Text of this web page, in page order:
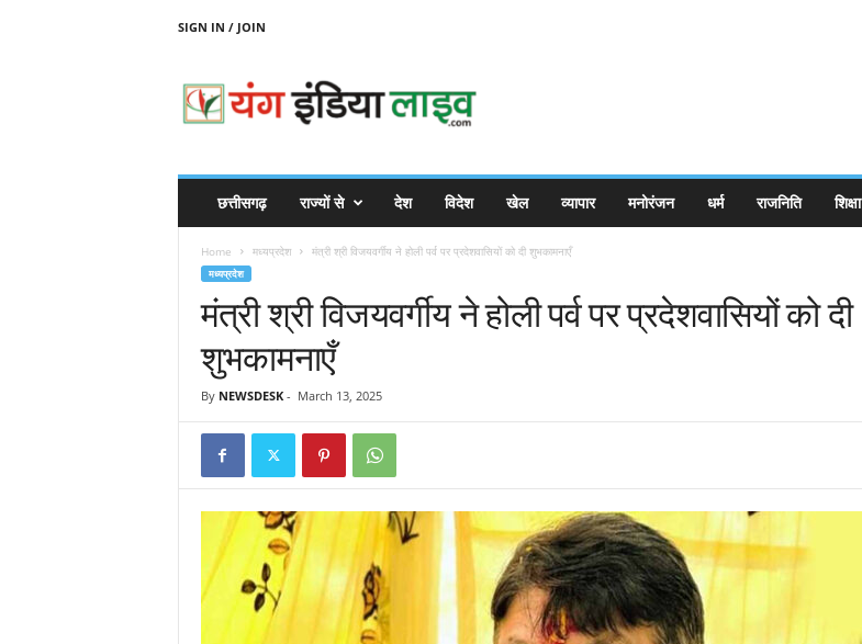
SIGN IN / JOIN
N
छत्तीसगढ़ राज्यों से देश विदेश खेल व्यापार मनोरंजन धर्म राजनिति शिक्षा
Home मध्यप्रदेश मंत्री श्री विजयवर्गीय ने होली पर्व पर प्रदेशवासियों को दी शुभकामनाएँ
मध्यप्रदेश
मंत्री श्री विजयवर्गीय ने होली पर्व पर प्रदेशवासियों को दी
शुभकामनाएँ
By NEWSDESK- March 13, 2025